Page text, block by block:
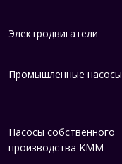
Электродвигатели
Промышленные насосы
Насосы собственного
производства KMM